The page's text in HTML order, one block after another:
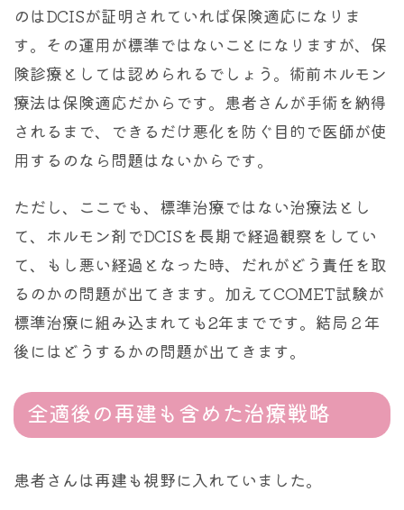
のはDCISが証明されていれば保険適応になりま
す。その運用が標準ではないことになりますが、保
険診療としては認められるでしょう。術前ホルモン
療法は保険適応だからです。患者さんが手術を納得
されるまで、できるだけ悪化を防ぐ目的で医師が使
用するのなら問題はないからです。
ただし、ここでも、標準治療ではない治療法とし
て、ホルモン剤でDCISを長期で経過観察をしてい
て、もし悪い経過となった時、だれがどう責任を取
るのかの問題が出てきます。加えてCOMET試験が
標準治療に組み込まれても2年までです。結局２年
後にはどうするかの問題が出てきます。
全適後の再建も含めた治療戦略
患者さんは再建も視野に入れていました。